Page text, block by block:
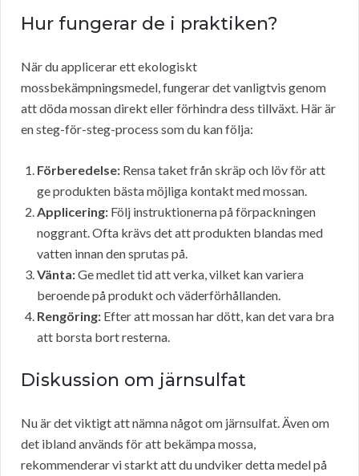
Hur fungerar de i praktiken?
När du applicerar ett ekologiskt
mossbekämpningsmedel, fungerar det vanligtvis genom
att döda mossan direkt eller förhindra dess tillväxt. Här är
en steg-för-steg-process som du kan följa:
Förberedelse: Rensa taket från skräp och löv för att
ge produkten bästa möjliga kontakt med mossan.
Applicering: Följ instruktionerna på förpackningen
noggrant. Ofta krävs det att produkten blandas med
vatten innan den sprutas på.
Vänta:Ge medlet tid att verka, vilket kan variera
beroende på produkt och väderförhållanden.
Rengöring: Efter att mossan har dött, kan det vara bra
att borsta bort resterna.
Diskussion om järnsulfat
Nu är det viktigt att nämna något om järnsulfat. Även om
det ibland används för att bekämpa mossa,
rekommenderar vi starkt att du undviker detta medel på